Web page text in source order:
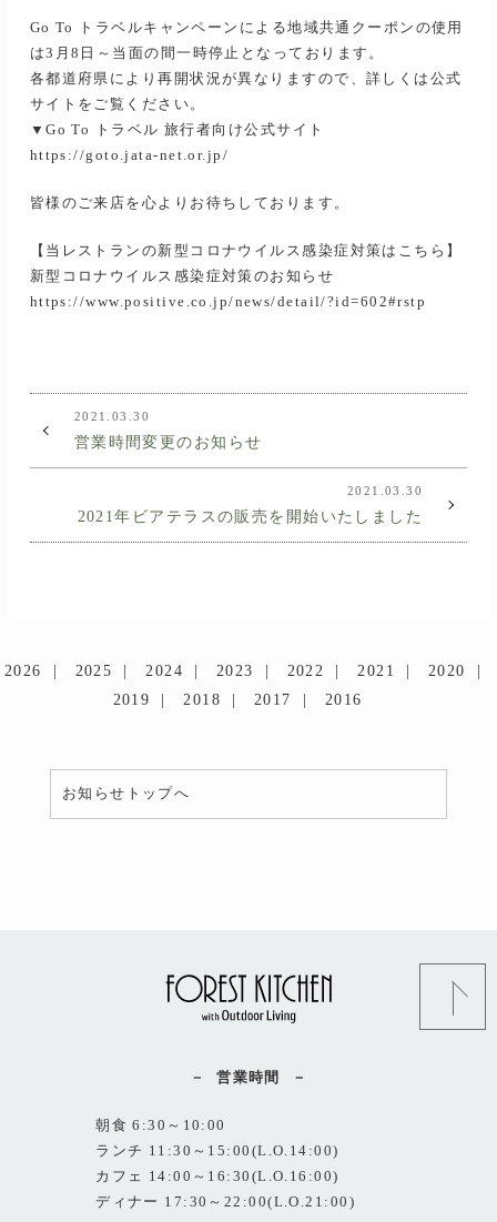
Go To トラベルキャンペーンによる地域共通クーポンの使用
は3月8日～当面の間一時停止となっております。
各都道府県により再開状況が異なりますので、詳しくは公式
サイトをご覧ください。
▼Go To トラベル 旅行者向け公式サイト
https://goto.jata-net.or.jp/
皆様のご来店を心よりお待ちしております。
【当レストランの新型コロナウイルス感染症対策はこちら】
新型コロナウイルス感染症対策のお知らせ
https://www.positive.co.jp/news/detail/?id=602#rstp
2021.03.30
営業時間変更のお知らせ
2021.03.30
2021年ビアテラスの販売を開始いたしました
2026 2025 2024 2023 2022 2021
2020
2019
2018 2017 2016
お知らせトップへ
営業時間
朝食 6:30～10:00
ランチ 11:30～15:00(L.O.14:00)
カフェ 14:00～16:30(L.O.16:00)
ディナー 17:30～22:00(L.O.21:00)